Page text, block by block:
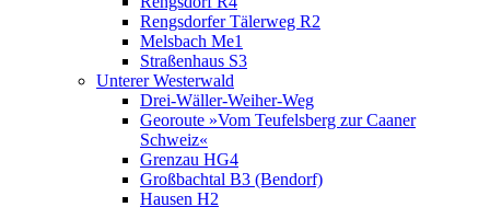
Rengsdorfer Tälerweg R2
Melsbach Me1
Straßenhaus S3
Unterer Westerwald
Drei-Wäller-Weiher-Weg
Georoute »Vom Teufelsberg zur Caaner
Schweiz«
Grenzau HG4
Großbachtal B3 (Bendorf)
Hausen H2